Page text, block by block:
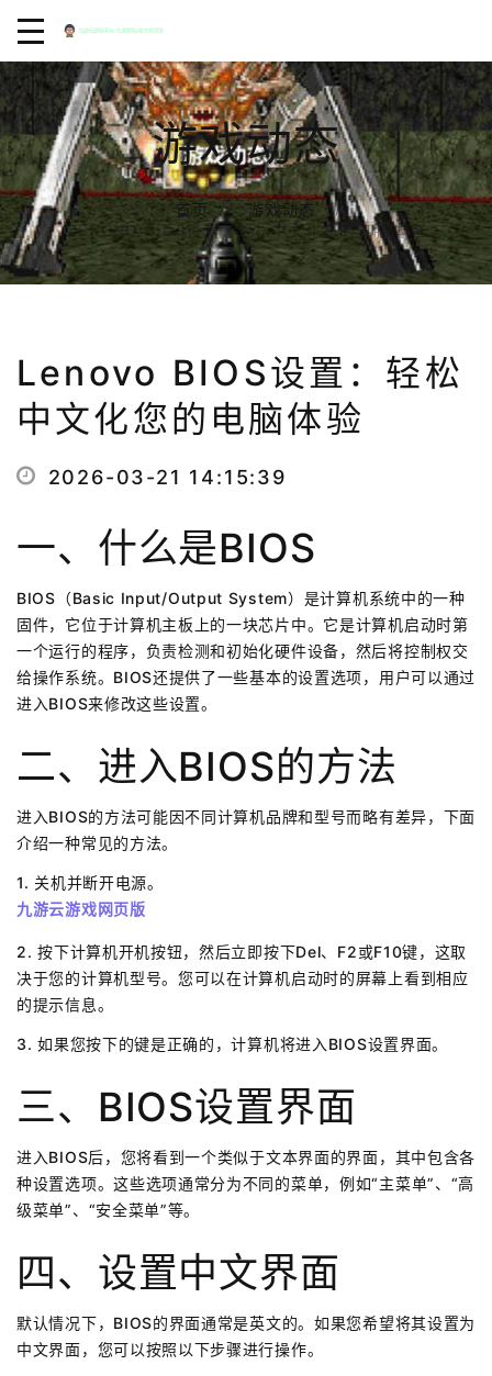
游戏动态
首页
游戏动态
LENOVO BIOS设置：轻松中文化您的电脑体验
Lenovo BIOS设置：轻松
中文化您的电脑体验
2026-03-21 14:15:39
一、什么是BIOS
BIOS（Basic Input/Output System）是计算机系统中的一种
固件，它位于计算机主板上的一块芯片中。它是计算机启动时第
一个运行的程序，负责检测和初始化硬件设备，然后将控制权交
给操作系统。BIOS还提供了一些基本的设置选项，用户可以通过
进入BIOS来修改这些设置。
二、进入BIOS的方法
进入BIOS的方法可能因不同计算机品牌和型号而略有差异，下面
介绍一种常见的方法。
1. 关机并断开电源。
九游云游戏网页版
2. 按下计算机开机按钮，然后立即按下Del、F2或F10键，这取
决于您的计算机型号。您可以在计算机启动时的屏幕上看到相应
的提示信息。
3. 如果您按下的键是正确的，计算机将进入BIOS设置界面。
三、BIOS设置界面
进入BIOS后，您将看到一个类似于文本界面的界面，其中包含各
种设置选项。这些选项通常分为不同的菜单，例如“主菜单”、“高
级菜单”、“安全菜单”等。
四、设置中文界面
默认情况下，BIOS的界面通常是英文的。如果您希望将其设置为
中文界面，您可以按照以下步骤进行操作。